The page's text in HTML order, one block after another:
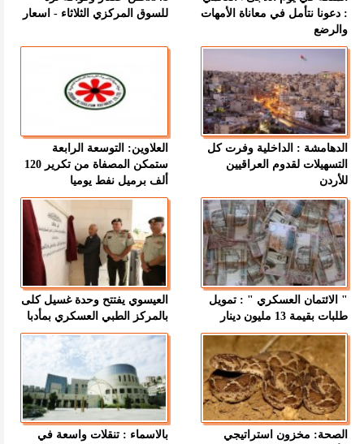
: دعونا نتأمل في معاناة الأمهات
والرضع
للسوق المركزي الثلاثاء - اسعار
الدهامشة : الداخلية وفرت كل
التسهيلات لقدوم العراقيين
للأردن
العلاوين: التوسعة الرابعة
ستمكن المصفاة من تكرير 120
ألف برميل نفط يوميا
" الائتمان العسكري " : تمويل
طلبات بقيمة 13 مليون دينار
العيسوي يفتتح وحدة غسيل كلى
بالمركز الطبي العسكري بمأدبا
الصحة: مخزون استراتيجي
بالاسماء : تنقلات واسعة في